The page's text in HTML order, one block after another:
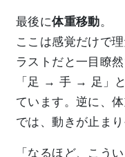
最後に体重移動。
ここは感覚だけで
ラストだと一目瞭
「足 → 手 → 足」
ています。逆に、
では、動きが止ま
「なるほど、こう